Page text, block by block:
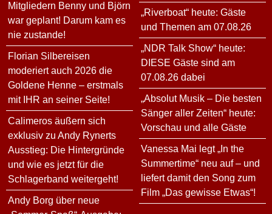
Mitgliedern Benny und Björn
war geplant! Darum kam es
nie zustande!
Florian Silbereisen
moderiert auch 2026 die
Goldene Henne – erstmals
mit IHR an seiner Seite!
Calimeros äußern sich
exklusiv zu Andy Rynerts
Ausstieg: Die Hintergründe
und wie es jetzt für die
Schlagerband weitergeht!
Andy Borg über neue
„Riverboat“ heute: Gäste
und Themen am 07.08.26
„NDR Talk Show“ heute:
DIESE Gäste sind am
07.08.26 dabei
„Absolut Musik – Die besten
Sänger aller Zeiten“ heute:
Vorschau und alle Gäste
Vanessa Mai legt „In the
Summertime“ neu auf – und
liefert damit den Song zum
Film „Das gewisse Etwas“!